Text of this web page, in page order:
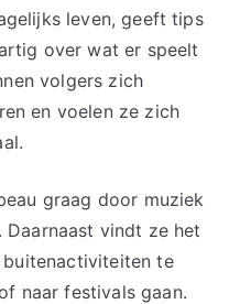
leven, geeft tips
over wat er speelt
volgers zich
en voelen ze zich
graag door muziek
vindt ze het
buitenactiviteiten te
naar festivals gaan.